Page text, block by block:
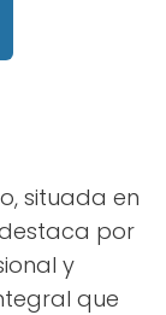
situada en
por
y
que